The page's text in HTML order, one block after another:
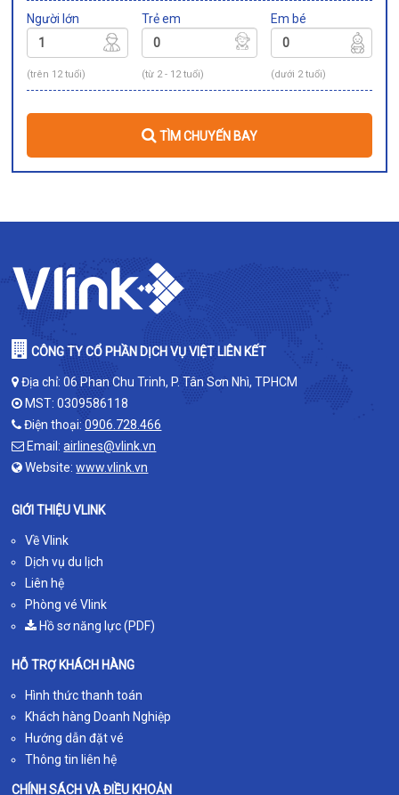
Người lớn
(trên 12 tuổi)
Trẻ em
(từ 2 - 12 tuổi)
Em bé
(dưới 2 tuổi)
TÌM CHUYẾN BAY
CÔNG TY CỔ PHẦN DỊCH VỤ VIỆT LIÊN KẾT
Địa chỉ: 06 Phan Chu Trinh, P. Tân Sơn Nhì, TPHCM
MST: 0309586118
Điện thoại:0906.728.466
Email:airlines@vlink.vn
Website:www.vlink.vn
GIỚI THIỆU VLINK
Về Vlink
Dịch vụ du lịch
Liên hệ
Phòng vé Vlink
Hồ sơ năng lực (PDF)
HỖ TRỢ KHÁCH HÀNG
Hình thức thanh toán
Khách hàng Doanh Nghiệp
Hướng dẫn đặt vé
Thông tin liên hệ
CHÍNH SÁCH VÀ ĐIỀU KHOẢN